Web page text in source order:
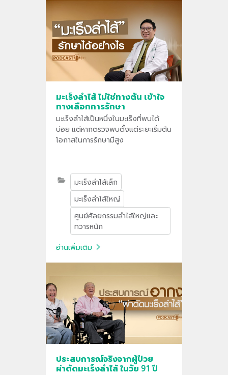
มะเร็งลำไส้ ไม่ใช่ทางตัน เข้าใจ
ทางเลือกการรักษา
มะเร็งลำไส้เป็นหนึ่งในมะเร็งที่พบได้
บ่อย แต่หากตรวจพบตั้งแต่ระยะเริ่มต้น
โอกาสในการรักษามีสูง
มะเร็งลำไส้เล็ก
มะเร็งลำไส้ใหญ่
ศูนย์ศัลยกรรมลำไส้ใหญ่และ
ทวารหนัก
อ่านเพิ่มเติม
ประสบการณ์จริงจากผู้ป่วย
ผ่าตัดมะเร็งลำไส้ ในวัย 91 ปี